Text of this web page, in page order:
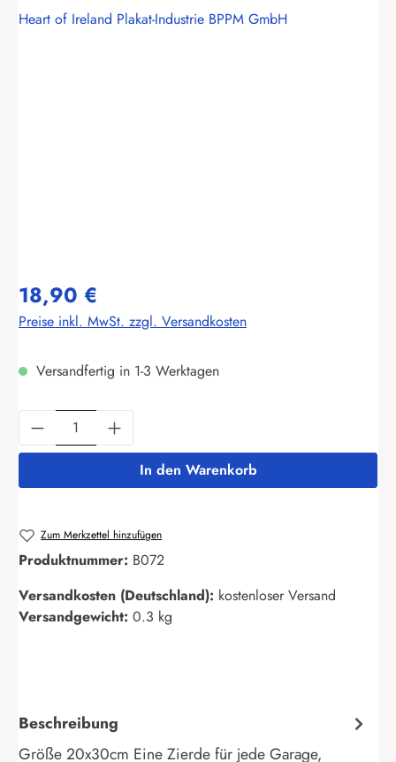
Heart of Ireland Plakat-Industrie BPPM GmbH
18,90 €
Preise inkl. MwSt. zzgl. Versandkosten
Versandfertig in 1-3 Werktagen
Produkt Anzahl: Gib den gewünschten
In den Warenkorb
Zum Merkzettel hinzufügen
Produktnummer: B072
Versandkosten (Deutschland): kostenloser Versand
Versandgewicht: 0.3 kg
Beschreibung
Größe 20x30cm Eine Zierde für jede Garage,